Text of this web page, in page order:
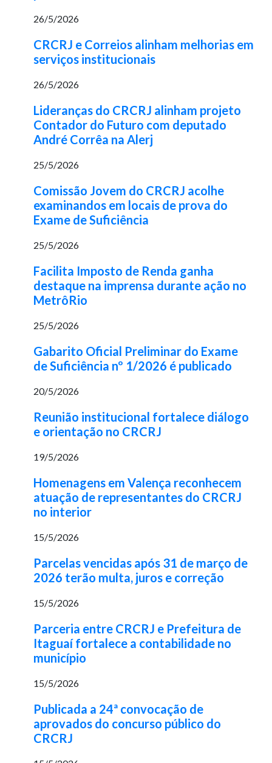
26/5/2026
CRCRJ e Correios alinham melhorias em
serviços institucionais
26/5/2026
Lideranças do CRCRJ alinham projeto
Contador do Futuro com deputado
André Corrêa na Alerj
25/5/2026
Comissão Jovem do CRCRJ acolhe
examinandos em locais de prova do
Exame de Suficiência
25/5/2026
Facilita Imposto de Renda ganha
destaque na imprensa durante ação no
MetrôRio
25/5/2026
Gabarito Oficial Preliminar do Exame
de Suficiência nº 1/2026 é publicado
20/5/2026
Reunião institucional fortalece diálogo
e orientação no CRCRJ
19/5/2026
Homenagens em Valença reconhecem
atuação de representantes do CRCRJ
no interior
15/5/2026
Parcelas vencidas após 31 de março de
2026 terão multa, juros e correção
15/5/2026
Parceria entre CRCRJ e Prefeitura de
Itaguaí fortalece a contabilidade no
município
15/5/2026
Publicada a 24ª convocação de
aprovados do concurso público do
CRCRJ